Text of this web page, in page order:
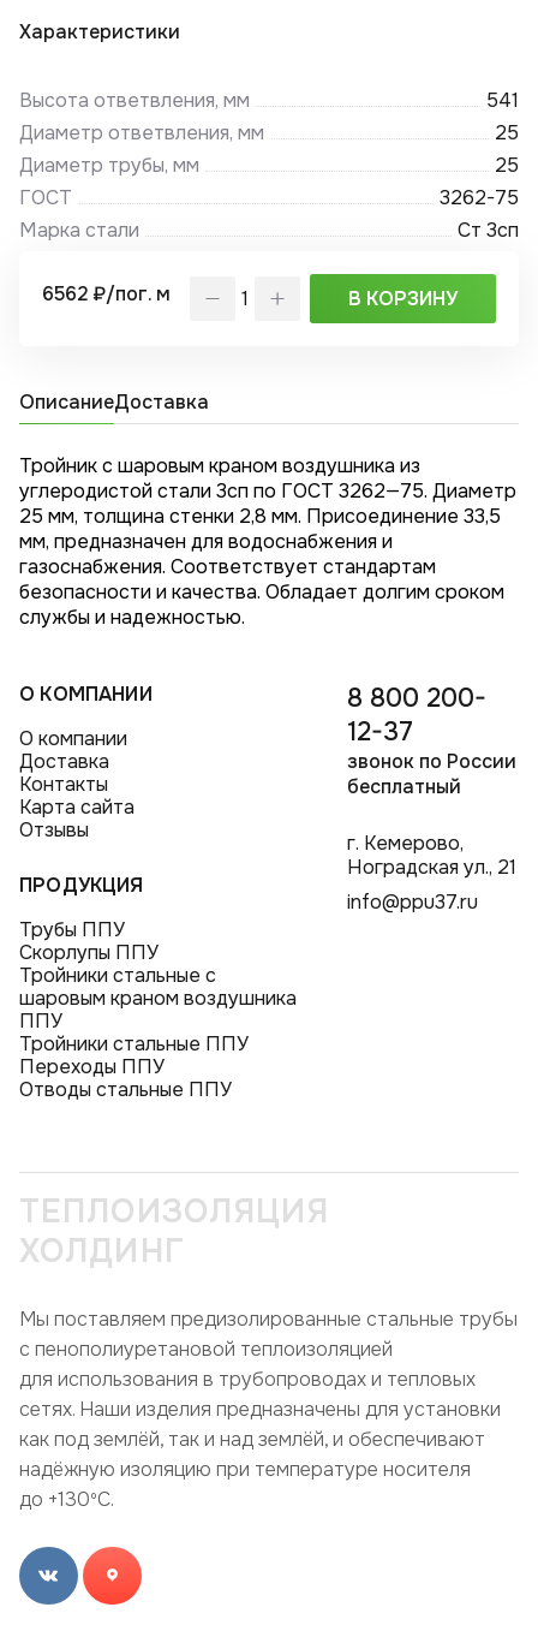
Характеристики
Высота ответвления, мм
541
Диаметр ответвления, мм
25
Диаметр трубы, мм
25
ГОСТ
3262-75
Марка стали
Ст 3сп
6562 ₽/пог. м В КОРЗИНУ
ОписаниеДоставка
Тройник с шаровым краном воздушника из
углеродистой стали 3сп по ГОСТ 3262—75. Диаметр
25 мм, толщина стенки 2,8 мм. Присоединение 33,5
мм, предназначен для водоснабжения и
газоснабжения. Соответствует стандартам
безопасности и качества. Обладает долгим сроком
службы и надежностью.
О КОМПАНИИ
О компании
Доставка
Контакты
Карта сайта
Отзывы
ПРОДУКЦИЯ
Трубы ППУ
Скорлупы ППУ
Тройники стальные с
шаровым краном воздушника
ППУ
Тройники стальные ППУ
Переходы ППУ
Отводы стальные ППУ
8 800 200-
12-37
звонок по России
бесплатный
г. Кемерово,
Ноградская ул., 21
info@ppu37.ru
ТЕПЛОИЗОЛЯЦИЯ
ХОЛДИНГ
Мы поставляем предизолированные стальные трубы
с пенополиуретановой теплоизоляцией
для использования в трубопроводах и тепловых
сетях. Наши изделия предназначены для установки
как под землёй, так и над землёй, и обеспечивают
надёжную изоляцию при температуре носителя
до +130ºC.